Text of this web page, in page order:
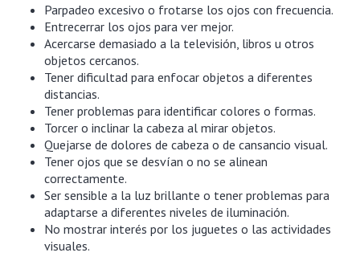
Parpadeo excesivo o frotarse los ojos con frecuencia.
Entrecerrar los ojos para ver mejor.
Acercarse demasiado a la televisión, libros u otros
objetos cercanos.
Tener dificultad para enfocar objetos a diferentes
distancias.
Tener problemas para identificar colores o formas.
Torcer o inclinar la cabeza al mirar objetos.
Quejarse de dolores de cabeza o de cansancio visual.
Tener ojos que se desvían o no se alinean
correctamente.
Ser sensible a la luz brillante o tener problemas para
adaptarse a diferentes niveles de iluminación.
No mostrar interés por los juguetes o las actividades
visuales.